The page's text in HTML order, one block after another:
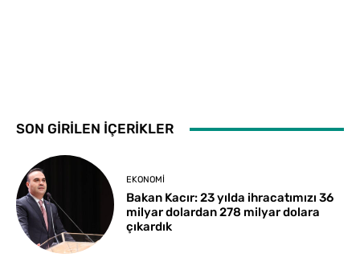
SON GİRİLEN İÇERİKLER
EKONOMI
Bakan Kacır: 23 yılda ihracatımızı 36
milyar dolardan 278 milyar dolara
çıkardık